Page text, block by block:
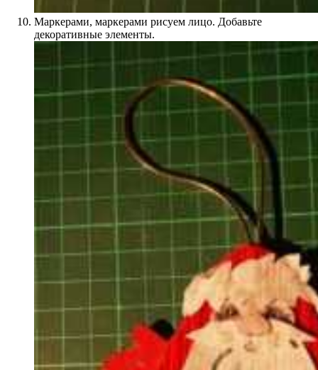
Маркерами, маркерами рисуем лицо. Добавьте
декоративные элементы.